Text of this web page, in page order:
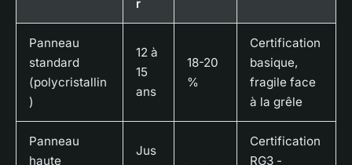
r
Panneau
standard
(polycristallin
)
12 à
15
ans
18-20
%
Certification
basique,
fragile face
à la grêle
Panneau
haute
Jus
Certification
RG3 -